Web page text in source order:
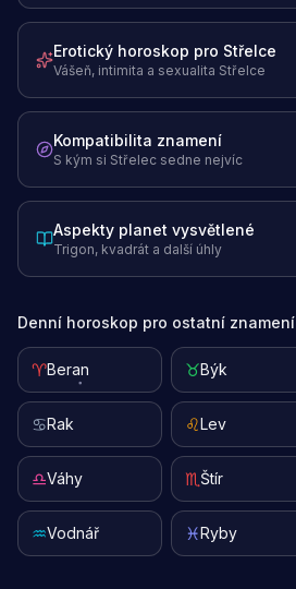
Erotický horoskop pro Střelce
Vášeň, intimita a sexualita Střelce
Kompatibilita znamení
S kým si Střelec sedne nejvíc
Aspekty planet vysvětlené
Trigon, kvadrát a další úhly
Denní horoskop pro ostatní znamení
♈Beran ♉Býk
♋Rak ♌Lev
♎Váhy ♏Štír
♒Vodnář ♓Ryby